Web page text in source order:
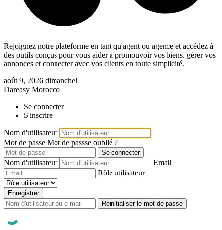
Rejoignez notre plateforme en tant qu'agent ou agence et accédez à
des outils conçus pour vous aider à promouvoir vos biens, gérer vos
annonces et connecter avec vos clients en toute simplicité.
août 9, 2026 dimanche!
Dareasy Morocco
Se connecter
S'inscrire
Nom d'utilisateur
Mot de passe Mot de passse oublié ?
Se connecter
Nom d'utilisateur
Email
Rôle utilisateur
Enregistrer
Réinitialiser le mot de passe